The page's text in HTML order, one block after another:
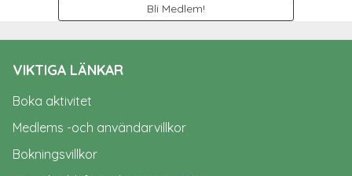
Bli Medlem!
VIKTIGA LÄNKAR
Boka aktivitet
Medlems -och användarvillkor
Bokningsvillkor